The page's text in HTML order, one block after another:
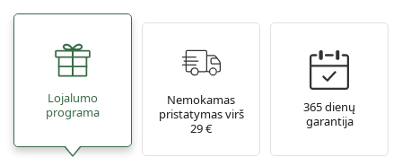
Lojalumo
programa
Nemokamas
pristatymas virš
29 €
365 dienų
garantija